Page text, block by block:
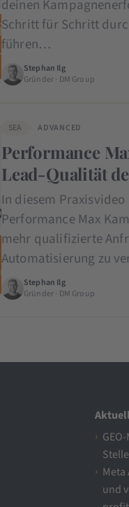
deinen
Schritt für Schritt
führen…
Stephan Ilg
Gründer · DM Group
SEA ADVANCED
Performance
Lead-Qualität
In diesem
Performance Max
mehr qualifizierte
Automatisierung zu
Stephan Ilg
Gründer · DM Group
und